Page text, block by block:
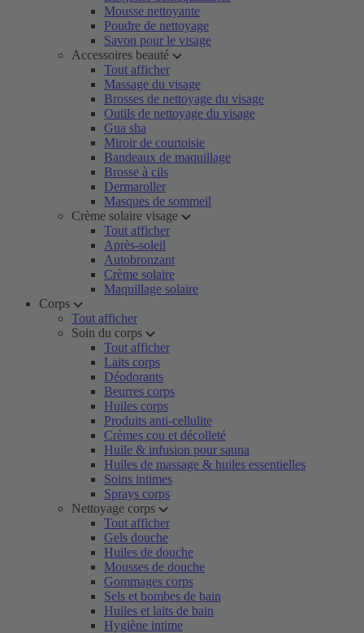
Mousse nettoyante
Poudre de nettoyage
Savon pour le visage
Accessoires beauté
Tout afficher
Massage du visage
Brosses de nettoyage du visage
Outils de nettoyage du visage
Gua sha
Miroir de courtoisie
Bandeaux de maquillage
Brosse à cils
Dermaroller
Masques de sommeil
Crème solaire visage
Tout afficher
Après-soleil
Autobronzant
Crème solaire
Maquillage solaire
Corps
Tout afficher
Soin du corps
Tout afficher
Laits corps
Déodorants
Beurres corps
Huiles corps
Produits anti-cellulite
Crèmes cou et décolleté
Huile & infusion pour sauna
Huiles de massage & huiles essentielles
Soins intimes
Sprays corps
Nettoyage corps
Tout afficher
Gels douche
Huiles de douche
Mousses de douche
Gommages corps
Sels et bombes de bain
Huiles et laits de bain
Hygiène intime